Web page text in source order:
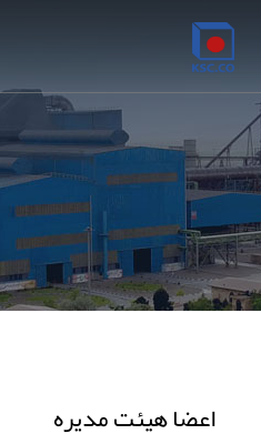
اعضا هیئت مدیره